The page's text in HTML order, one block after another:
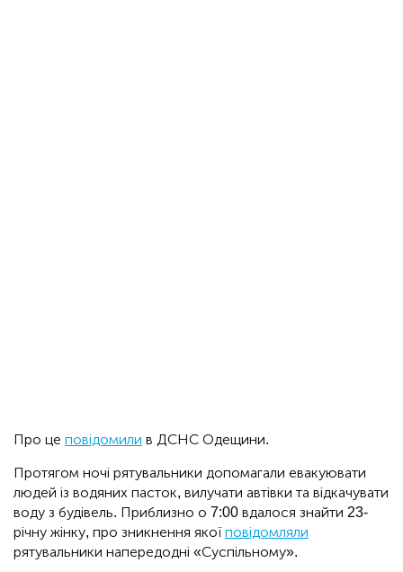
Про це повідомили в ДСНС Одещини.
Протягом ночі рятувальники допомагали евакуювати
людей із водяних пасток, вилучати автівки та відкачувати
воду з будівель. Приблизно о 7:00 вдалося знайти 23-
річну жінку, про зникнення якої повідомляли
рятувальники напередодні «Суспільному».